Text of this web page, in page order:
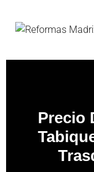
Precio